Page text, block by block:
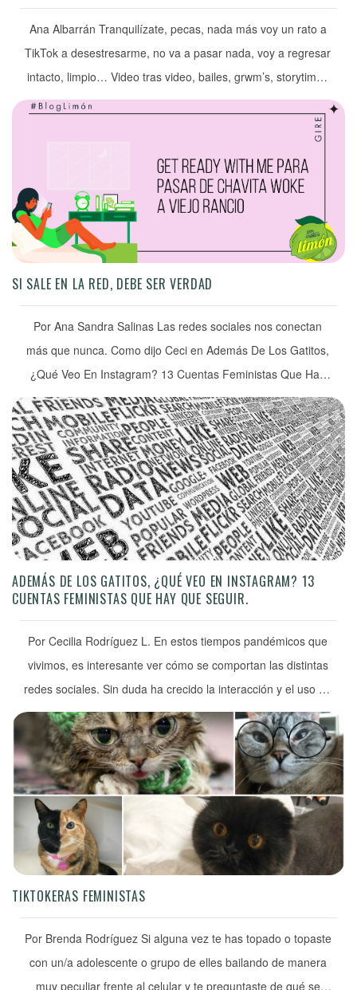
Ana Albarrán Tranquilízate, pecas, nada más voy un rato a
TikTok a desestresarme, no va a pasar nada, voy a regresar
intacto, limpio… Video tras video, bailes, grwm’s, storytimes
y perritos haciendo cosas graciosas. Así pasaba las últimas
horas del día tratando de desconectarme de los pendientes,
SI SALE EN LA RED, DEBE SER VERDAD
Por Ana Sandra Salinas Las redes sociales nos conectan
más que nunca. Como dijo Ceci en Además De Los Gatitos,
¿Qué Veo En Instagram? 13 Cuentas Feministas Que Hay
Que Seguir, “se han convertido en un espacio público, a
veces más público de lo que nos gustaría”, y nos invitan a
cuestionarnos, conocer y reaprender. […]
ADEMÁS DE LOS GATITOS, ¿QUÉ VEO EN INSTAGRAM? 13
CUENTAS FEMINISTAS QUE HAY QUE SEGUIR.
Por Cecilia Rodríguez L. En estos tiempos pandémicos que
vivimos, es interesante ver cómo se comportan las distintas
redes sociales. Sin duda ha crecido la interacción y el uso de
estas plataformas para mantenernos cerca de la gente que
nos importa, pero también creo que cada una nos ha ido
dando distintas partes de una […]
TIKTOKERAS FEMINISTAS
Por Brenda Rodríguez Si alguna vez te has topado o topaste
con un/a adolescente o grupo de elles bailando de manera
muy peculiar frente al celular y te preguntaste de qué se